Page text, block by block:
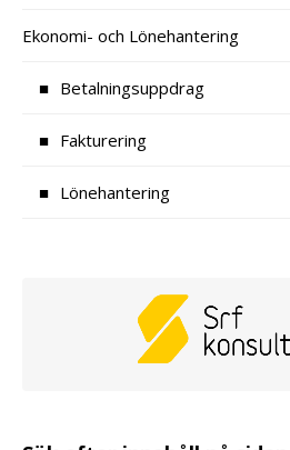
Ekonomi- och Lönehantering
Betalningsuppdrag
Fakturering
Lönehantering